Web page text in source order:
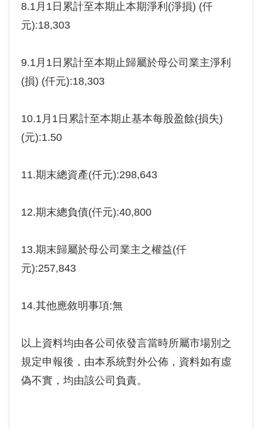
8.1月1日累計至本期止本期淨利(淨損) (仟
元):18,303
9.1月1日累計至本期止歸屬於母公司業主淨利
(損) (仟元):18,303
10.1月1日累計至本期止基本每股盈餘(損失)
(元):1.50
11.期末總資產(仟元):298,643
12.期末總負債(仟元):40,800
13.期末歸屬於母公司業主之權益(仟
元):257,843
14.其他應敘明事項:無
以上資料均由各公司依發言當時所屬市場別之
規定申報後，由本系統對外公佈，資料如有虛
偽不實，均由該公司負責。